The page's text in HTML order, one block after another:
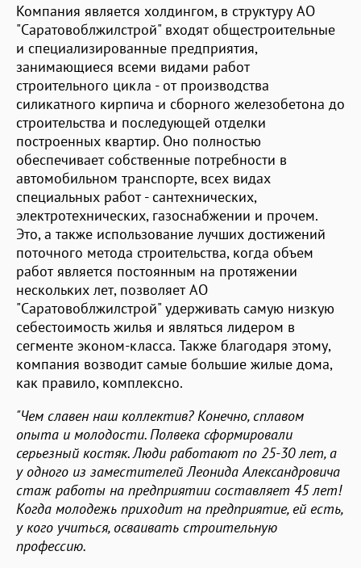
Компания является холдингом, в структуру АО
"Саратовоблжилстрой" входят общестроительные
и специализированные предприятия,
занимающиеся всеми видами работ
строительного цикла - от производства
силикатного кирпича и сборного железобетона до
строительства и последующей отделки
построенных квартир. Оно полностью
обеспечивает собственные потребности в
автомобильном транспорте, всех видах
специальных работ - сантехнических,
электротехнических, газоснабжении и прочем.
Это, а также использование лучших достижений
поточного метода строительства, когда объем
работ является постоянным на протяжении
нескольких лет, позволяет АО
"Саратовоблжилстрой" удерживать самую низкую
себестоимость жилья и являться лидером в
сегменте эконом-класса. Также благодаря этому,
компания возводит самые большие жилые дома,
как правило, комплексно.
"Чем славен наш коллектив? Конечно, сплавом
опыта и молодости. Полвека сформировали
серьезный костяк. Люди работают по 25-30 лет, а
у одного из заместителей Леонида Александровича
стаж работы на предприятии составляет 45 лет!
Когда молодежь приходит на предприятие, ей есть,
у кого учиться, осваивать строительную
профессию.